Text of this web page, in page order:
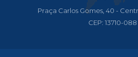
Praça Carlos Gomes, 40 -
CEP: 13710-088